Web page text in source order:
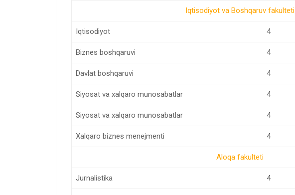
Iqtisodiyot va Boshqaruv fakulteti
Iqtisodiyot 4
Biznes boshqaruvi 4
Davlat boshqaruvi 4
Siyosat va xalqaro munosabatlar 4
Siyosat va xalqaro munosabatlar 4
Xalqaro biznes menejmenti 4
Aloqa fakulteti
Jurnalistika 4